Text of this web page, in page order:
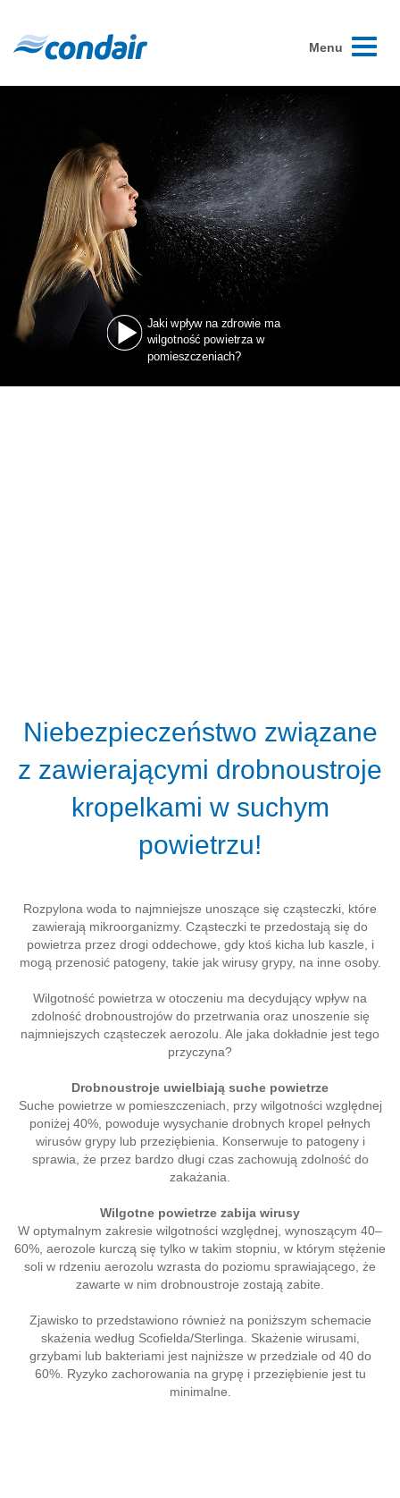
Toggle
Menu
Jaki wpływ na zdrowie ma
wilgotność powietrza w
pomieszczeniach?
Niebezpieczeństwo związane
z zawierającymi drobnoustroje
kropelkami w suchym
powietrzu!
Rozpylona woda to najmniejsze unoszące się cząsteczki, które
zawierają mikroorganizmy. Cząsteczki te przedostają się do
powietrza przez drogi oddechowe, gdy ktoś kicha lub kaszle, i
mogą przenosić patogeny, takie jak wirusy grypy, na inne osoby.
Wilgotność powietrza w otoczeniu ma decydujący wpływ na
zdolność drobnoustrojów do przetrwania oraz unoszenie się
najmniejszych cząsteczek aerozolu. Ale jaka dokładnie jest tego
przyczyna?
Drobnoustroje uwielbiają suche powietrze
Suche powietrze w pomieszczeniach, przy wilgotności względnej
poniżej 40%, powoduje wysychanie drobnych kropel pełnych
wirusów grypy lub przeziębienia. Konserwuje to patogeny i
sprawia, że przez bardzo długi czas zachowują zdolność do
zakażania.
Wilgotne powietrze zabija wirusy
W optymalnym zakresie wilgotności względnej, wynoszącym 40–
60%, aerozole kurczą się tylko w takim stopniu, w którym stężenie
soli w rdzeniu aerozolu wzrasta do poziomu sprawiającego, że
zawarte w nim drobnoustroje zostają zabite.
Zjawisko to przedstawiono również na poniższym schemacie
skażenia według Scofielda/Sterlinga. Skażenie wirusami,
grzybami lub bakteriami jest najniższe w przedziale od 40 do
60%. Ryzyko zachorowania na grypę i przeziębienie jest tu
minimalne.